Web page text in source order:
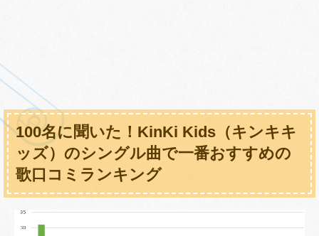
100名に聞いた！KinKi Kids（キンキキ
ッズ）のシングル曲で一番おすすめの
歌口コミランキング